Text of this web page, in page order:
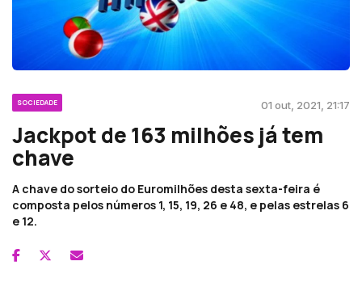
SOCIEDADE 01 out, 2021, 21:17
Jackpot de 163 milhões já tem
chave
A chave do sorteio do Euromilhões desta sexta-feira é
composta pelos números 1, 15, 19, 26 e 48, e pelas estrelas 6
e 12.